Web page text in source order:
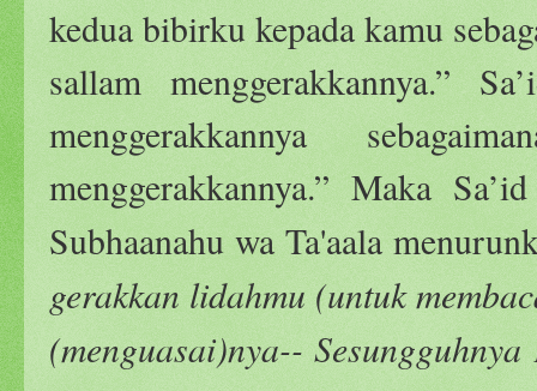
kedua bibirku kepada kamu
sallam menggerakkannya.”
menggerakkannya
menggerakkannya.” Maka
Subhaanahu wa Ta'aala
gerakkan lidahmu (untuk
(menguasai)nya--